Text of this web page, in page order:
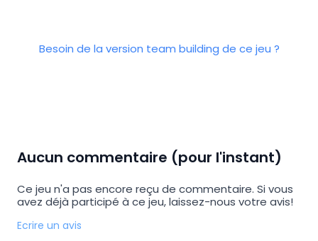
Besoin de la version team building de ce jeu ?
Aucun commentaire (pour l'instant)
Ce jeu n'a pas encore reçu de commentaire. Si vous
avez déjà participé à ce jeu, laissez-nous votre avis!
Ecrire un avis